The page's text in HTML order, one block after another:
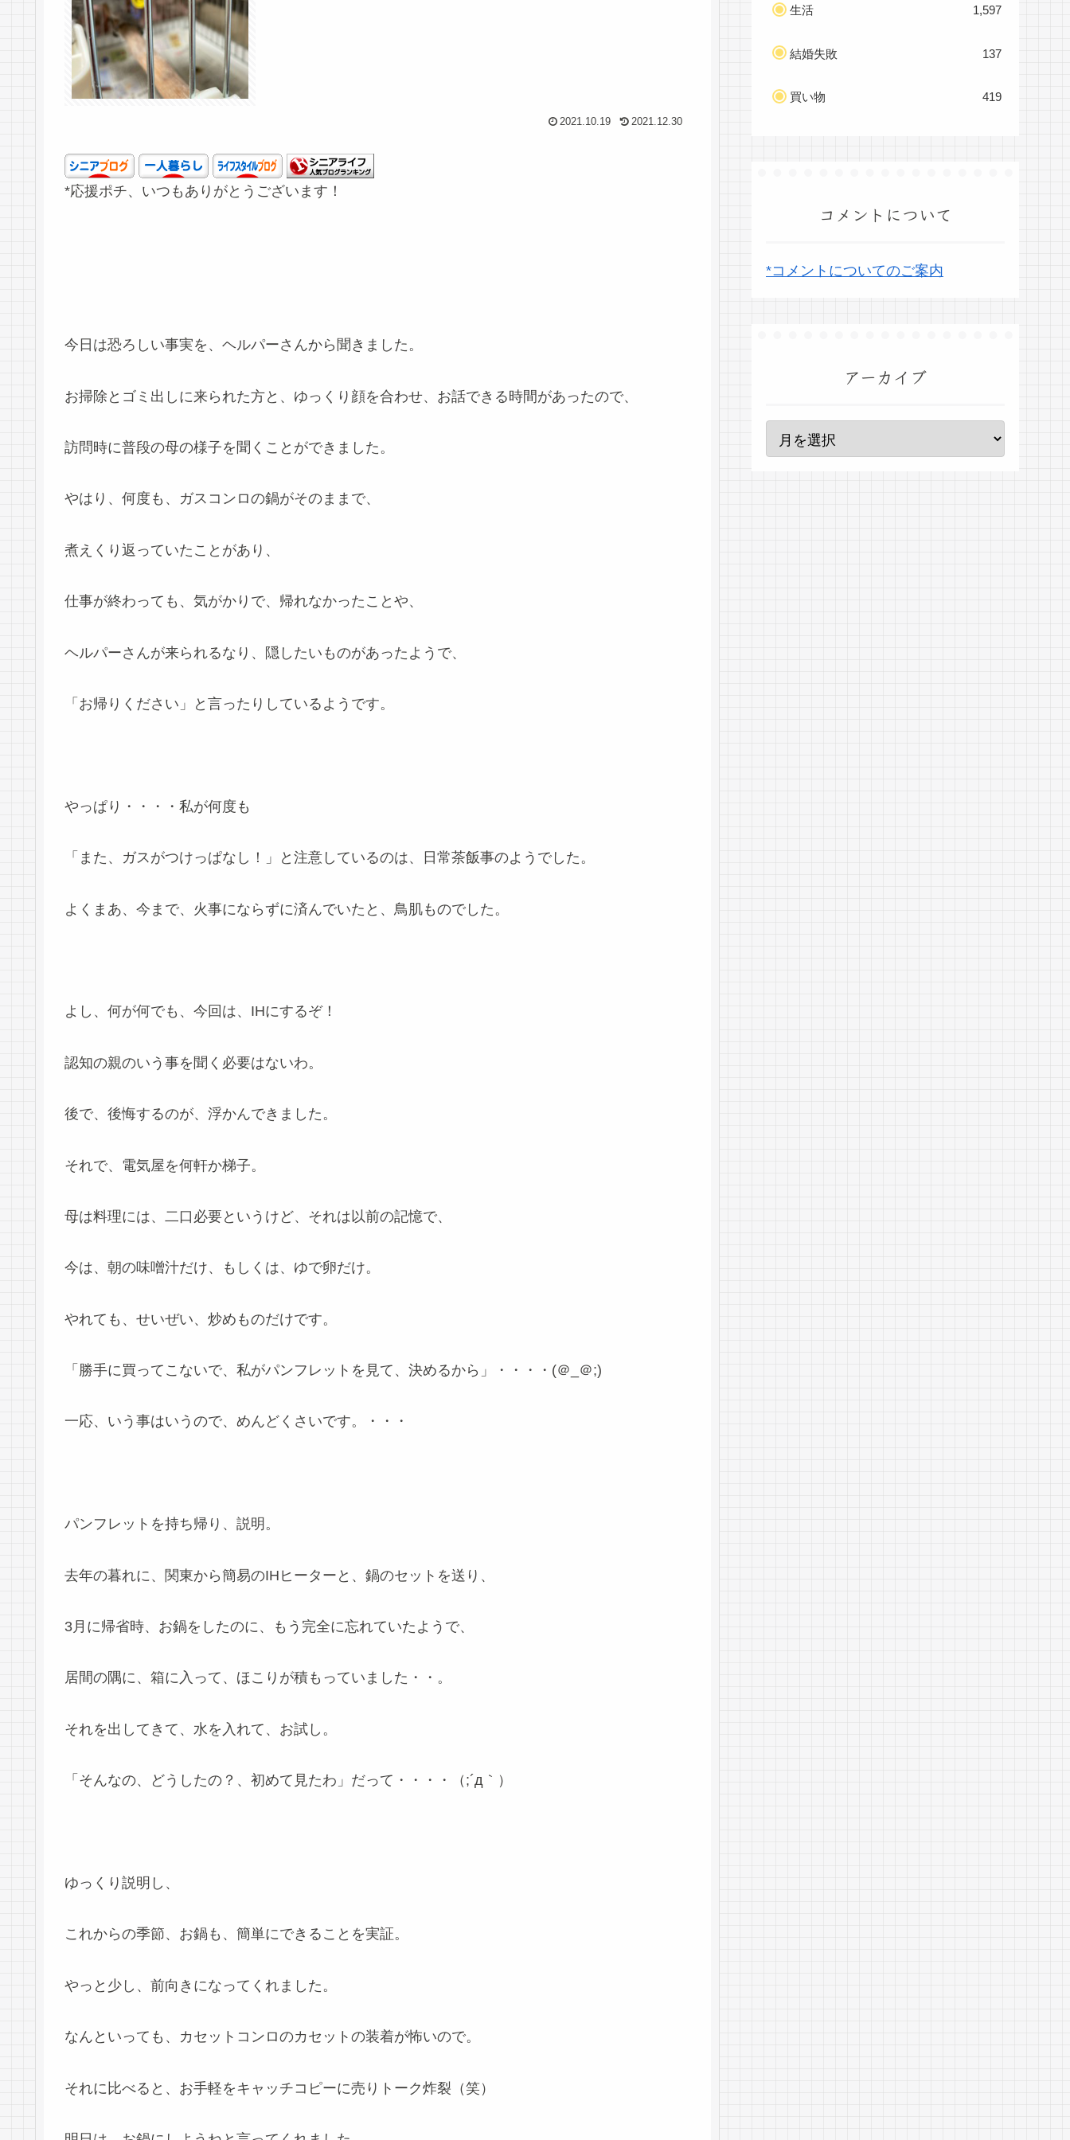
2021.10.19 2021.12.30
*応援ポチ、いつもありがとうございます！
今日は恐ろしい事実を、ヘルパーさんから聞きました。
お掃除とゴミ出しに来られた方と、ゆっくり顔を合わせ、お話できる時間があったので、
訪問時に普段の母の様子を聞くことができました。
やはり、何度も、ガスコンロの鍋がそのままで、
煮えくり返っていたことがあり、
仕事が終わっても、気がかりで、帰れなかったことや、
ヘルパーさんが来られるなり、隠したいものがあったようで、
「お帰りください」と言ったりしているようです。
やっぱり・・・・私が何度も
「また、ガスがつけっぱなし！」と注意しているのは、日常茶飯事のようでした。
よくまあ、今まで、火事にならずに済んでいたと、鳥肌ものでした。
よし、何が何でも、今回は、IHにするぞ！
認知の親のいう事を聞く必要はないわ。
後で、後悔するのが、浮かんできました。
それで、電気屋を何軒か梯子。
母は料理には、二口必要というけど、それは以前の記憶で、
今は、朝の味噌汁だけ、もしくは、ゆで卵だけ。
やれても、せいぜい、炒めものだけです。
「勝手に買ってこないで、私がパンフレットを見て、決めるから」・・・・(＠_＠;)
一応、いう事はいうので、めんどくさいです。・・・
パンフレットを持ち帰り、説明。
去年の暮れに、関東から簡易のIHヒーターと、鍋のセットを送り、
3月に帰省時、お鍋をしたのに、もう完全に忘れていたようで、
居間の隅に、箱に入って、ほこりが積もっていました・・。
それを出してきて、水を入れて、お試し。
「そんなの、どうしたの？、初めて見たわ」だって・・・・（;´д｀）
ゆっくり説明し、
これからの季節、お鍋も、簡単にできることを実証。
やっと少し、前向きになってくれました。
なんといっても、カセットコンロのカセットの装着が怖いので。
それに比べると、お手軽をキャッチコピーに売りトーク炸裂（笑）
生活 1,597
結婚失敗 137
買い物 419
コメントについて
*コメントについてのご案内
アーカイブ